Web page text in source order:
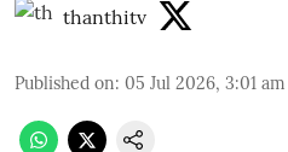
thanthitv
Published on: 05 Jul 2026, 3:01 am